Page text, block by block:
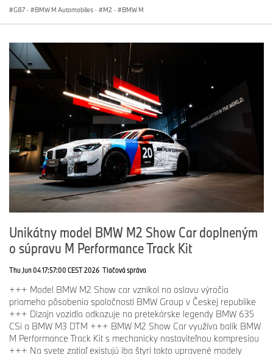
G87 · BMW M Automobiles · M2 · BMW M
Unikátny model BMW M2 Show Car doplneným
o súpravu M Performance Track Kit
Thu Jun 04 17:57:00 CEST 2026 Tlačová správa
+++ Model BMW M2 Show car vznikol na oslavu výročia
priameho pôsobenia spoločnosti BMW Group v Českej republike
+++ Dizajn vozidla odkazuje na pretekárske legendy BMW 635
CSi a BMW M3 DTM +++ BMW M2 Show Car využíva balík BMW
M Performance Track Kit s mechanicky nastaviteľnou kompresiou
+++ Na svete zatiaľ existujú iba štyri takto upravené modely